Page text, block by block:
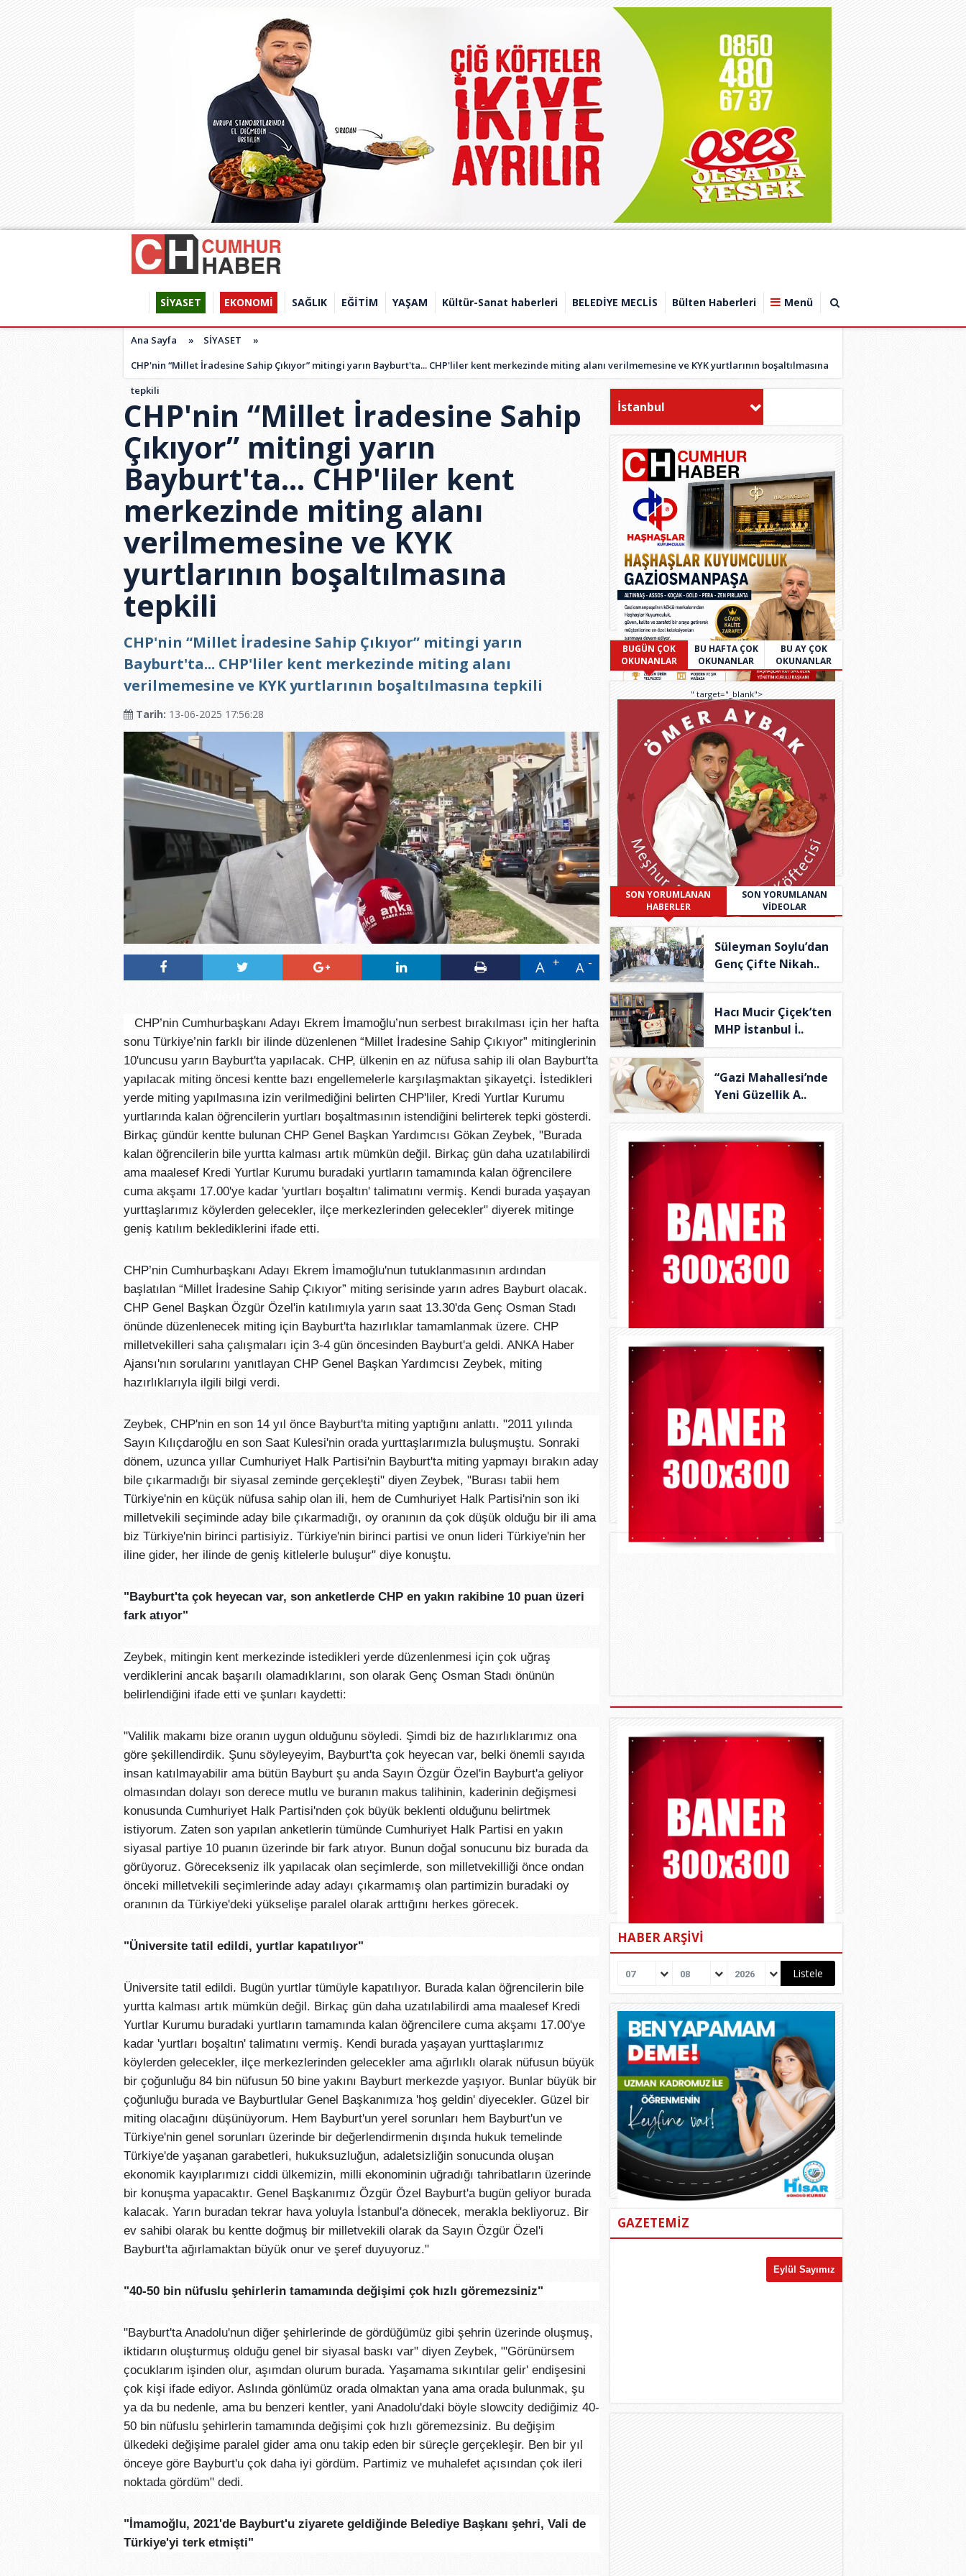
SİYASET EKONOMİ SAĞLIK EĞİTİM YAŞAM Kültür-Sanat haberleri BELEDİYE MECLİS Bülten Haberleri Menü
Ana Sayfa » SİYASET
»
CHP'nin “Millet İradesine Sahip Çıkıyor” mitingi yarın Bayburt'ta... CHP'liler kent merkezinde miting alanı verilmemesine ve KYK yurtlarının boşaltılmasına
tepkili
CHP'nin “Millet İradesine Sahip
Çıkıyor” mitingi yarın
Bayburt'ta... CHP'liler kent
merkezinde miting alanı
verilmemesine ve KYK
yurtlarının boşaltılmasına
tepkili
CHP'nin “Millet İradesine Sahip Çıkıyor” mitingi yarın
Bayburt'ta... CHP'liler kent merkezinde miting alanı
verilmemesine ve KYK yurtlarının boşaltılmasına tepkili
Tarih: 13-06-2025 17:56:28
A A
CHP’nin Cumhurbaşkanı Adayı Ekrem İmamoğlu’nun serbest bırakılması için her hafta
sonu Türkiye’nin farklı bir ilinde düzenlenen “Millet İradesine Sahip Çıkıyor” mitinglerinin
10'uncusu yarın Bayburt'ta yapılacak. CHP, ülkenin en az nüfusa sahip ili olan Bayburt'ta
yapılacak miting öncesi kentte bazı engellemelerle karşılaşmaktan şikayetçi. İstedikleri
yerde miting yapılmasına izin verilmediğini belirten CHP'liler, Kredi Yurtlar Kurumu
yurtlarında kalan öğrencilerin yurtları boşaltmasının istendiğini belirterek tepki gösterdi.
Birkaç gündür kentte bulunan CHP Genel Başkan Yardımcısı Gökan Zeybek, "Burada
kalan öğrencilerin bile yurtta kalması artık mümkün değil. Birkaç gün daha uzatılabilirdi
ama maalesef Kredi Yurtlar Kurumu buradaki yurtların tamamında kalan öğrencilere
cuma akşamı 17.00'ye kadar 'yurtları boşaltın' talimatını vermiş. Kendi burada yaşayan
yurttaşlarımız köylerden gelecekler, ilçe merkezlerinden gelecekler" diyerek mitinge
geniş katılım beklediklerini ifade etti.
CHP’nin Cumhurbaşkanı Adayı Ekrem İmamoğlu'nun tutuklanmasının ardından
başlatılan “Millet İradesine Sahip Çıkıyor” miting serisinde yarın adres Bayburt olacak.
CHP Genel Başkan Özgür Özel'in katılımıyla yarın saat 13.30'da Genç Osman Stadı
önünde düzenlenecek miting için Bayburt'ta hazırlıklar tamamlanmak üzere. CHP
milletvekilleri saha çalışmaları için 3-4 gün öncesinden Bayburt'a geldi. ANKA Haber
Ajansı'nın sorularını yanıtlayan CHP Genel Başkan Yardımcısı Zeybek, miting
hazırlıklarıyla ilgili bilgi verdi.
Zeybek, CHP'nin en son 14 yıl önce Bayburt'ta miting yaptığını anlattı. "2011 yılında
Sayın Kılıçdaroğlu en son Saat Kulesi'nin orada yurttaşlarımızla buluşmuştu. Sonraki
dönem, uzunca yıllar Cumhuriyet Halk Partisi'nin Bayburt'ta miting yapmayı bırakın aday
bile çıkarmadığı bir siyasal zeminde gerçekleşti" diyen Zeybek, "Burası tabii hem
Türkiye'nin en küçük nüfusa sahip olan ili, hem de Cumhuriyet Halk Partisi'nin son iki
milletvekili seçiminde aday bile çıkarmadığı, oy oranının da çok düşük olduğu bir ili ama
biz Türkiye'nin birinci partisiyiz. Türkiye'nin birinci partisi ve onun lideri Türkiye'nin her
iline gider, her ilinde de geniş kitlelerle buluşur" diye konuştu.
"Bayburt'ta çok heyecan var, son anketlerde CHP en yakın rakibine 10 puan üzeri
fark atıyor"
Zeybek, mitingin kent merkezinde istedikleri yerde düzenlenmesi için çok uğraş
verdiklerini ancak başarılı olamadıklarını, son olarak Genç Osman Stadı önünün
belirlendiğini ifade etti ve şunları kaydetti:
"Valilik makamı bize oranın uygun olduğunu söyledi. Şimdi biz de hazırlıklarımız ona
göre şekillendirdik. Şunu söyleyeyim, Bayburt'ta çok heyecan var, belki önemli sayıda
insan katılmayabilir ama bütün Bayburt şu anda Sayın Özgür Özel'in Bayburt'a geliyor
olmasından dolayı son derece mutlu ve buranın makus talihinin, kaderinin değişmesi
konusunda Cumhuriyet Halk Partisi'nden çok büyük beklenti olduğunu belirtmek
istiyorum. Zaten son yapılan anketlerin tümünde Cumhuriyet Halk Partisi en yakın
siyasal partiye 10 puanın üzerinde bir fark atıyor. Bunun doğal sonucunu biz burada da
görüyoruz. Görecekseniz ilk yapılacak olan seçimlerde, son milletvekilliği önce ondan
önceki milletvekili seçimlerinde aday adayı çıkarmamış olan partimizin buradaki oy
oranının da Türkiye'deki yükselişe paralel olarak arttığını herkes görecek.
"Üniversite tatil edildi, yurtlar kapatılıyor"
Üniversite tatil edildi. Bugün yurtlar tümüyle kapatılıyor. Burada kalan öğrencilerin bile
yurtta kalması artık mümkün değil. Birkaç gün daha uzatılabilirdi ama maalesef Kredi
Yurtlar Kurumu buradaki yurtların tamamında kalan öğrencilere cuma akşamı 17.00'ye
kadar 'yurtları boşaltın' talimatını vermiş. Kendi burada yaşayan yurttaşlarımız
köylerden gelecekler, ilçe merkezlerinden gelecekler ama ağırlıklı olarak nüfusun büyük
bir çoğunluğu 84 bin nüfusun 50 bine yakını Bayburt merkezde yaşıyor. Bunlar büyük bir
çoğunluğu burada ve Bayburtlular Genel Başkanımıza 'hoş geldin' diyecekler. Güzel bir
miting olacağını düşünüyorum. Hem Bayburt'un yerel sorunları hem Bayburt'un ve
Türkiye'nin genel sorunları üzerinde bir değerlendirmenin dışında hukuk temelinde
Türkiye'de yaşanan garabetleri, hukuksuzluğun, adaletsizliğin sonucunda oluşan
ekonomik kayıplarımızı ciddi ülkemizin, milli ekonominin uğradığı tahribatların üzerinde
bir konuşma yapacaktır. Genel Başkanımız Özgür Özel Bayburt'a bugün geliyor burada
kalacak. Yarın buradan tekrar hava yoluyla İstanbul'a dönecek, merakla bekliyoruz. Bir
ev sahibi olarak bu kentte doğmuş bir milletvekili olarak da Sayın Özgür Özel'i
Bayburt'ta ağırlamaktan büyük onur ve şeref duyuyoruz."
"40-50 bin nüfuslu şehirlerin tamamında değişimi çok hızlı göremezsiniz"
"Bayburt'ta Anadolu'nun diğer şehirlerinde de gördüğümüz gibi şehrin üzerinde oluşmuş,
iktidarın oluşturmuş olduğu genel bir siyasal baskı var" diyen Zeybek, "'Görünürsem
çocuklarım işinden olur, aşımdan olurum burada. Yaşamama sıkıntılar gelir' endişesini
çok kişi ifade ediyor. Aslında gönlümüz orada olmaktan yana ama orada bulunmak, şu
ya da bu nedenle, ama bu benzeri kentler, yani Anadolu'daki böyle slowcity dediğimiz 40-
50 bin nüfuslu şehirlerin tamamında değişimi çok hızlı göremezsiniz. Bu değişim
ülkedeki değişime paralel gider ama onu takip eden bir süreçle gerçekleşir. Ben bir yıl
önceye göre Bayburt'u çok daha iyi gördüm. Partimiz ve muhalefet açısından çok ileri
noktada gördüm" dedi.
"İmamoğlu, 2021'de Bayburt'u ziyarete geldiğinde Belediye Başkanı şehri, Vali de
Türkiye'yi terk etmişti"
İstanbul
BUGÜN ÇOK
OKUNANLAR
BU HAFTA ÇOK
OKUNANLAR
BU AY ÇOK
OKUNANLAR
" target="_blank">
SON YORUMLANAN
HABERLER
SON YORUMLANAN
VİDEOLAR
Süleyman Soylu’dan
Genç Çifte Nikah..
Hacı Mucir Çiçek’ten
MHP İstanbul İ..
“Gazi Mahallesi’nde
Yeni Güzellik A..
HABER ARŞİVİ
07 08 2026
GAZETEMİZ